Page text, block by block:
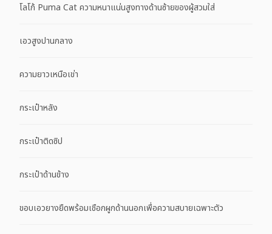
โลโก้ Puma Cat ความหนาแน่นสูงทางด้านซ้ายของผู้สวมใส่
เอวสูงปานกลาง
ความยาวเหนือเข่า
กระเป๋าหลัง
กระเป๋าติดซิป
กระเป๋าด้านข้าง
ขอบเอวยางยืดพร้อมเชือกผูกด้านนอกเพื่อความสบายเฉพาะตัว